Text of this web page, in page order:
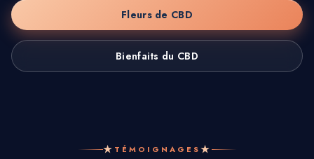
La Royal AK dévoile une résine souple, couleur brun
foncé, légèrement huileuse, avec une texture carambar
qui s’effrite parfaitement à la main. Le goût mêle des
notes épicées, boisées, avec une touche légèrement
Fleurs de CBD
Bienfaits du CBD
★ TÉMOIGNAGES★